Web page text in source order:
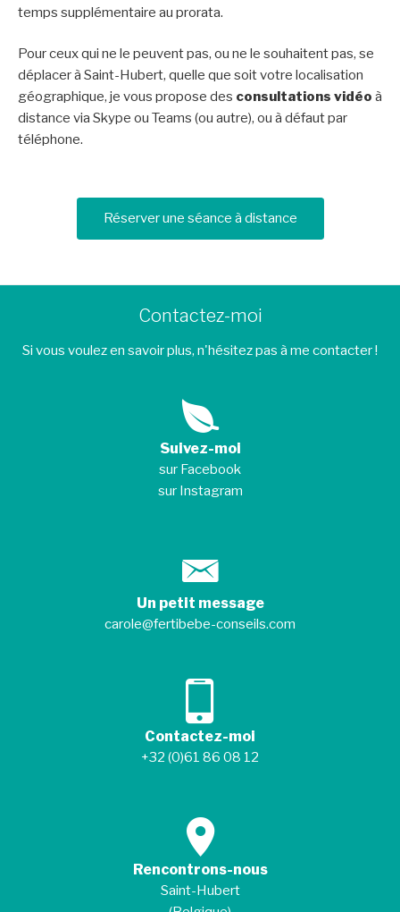
temps supplémentaire au prorata.
Pour ceux qui ne le peuvent pas, ou ne le souhaitent pas, se
déplacer à Saint-Hubert, quelle que soit votre localisation
géographique, je vous propose des consultations vidéo à
distance via Skype ou Teams (ou autre), ou à défaut par
téléphone.
Réserver une séance à distance
Contactez-moi
Si vous voulez en savoir plus, n'hésitez pas à me contacter !
Suivez-moi
sur Facebook
sur Instagram
Un petit message
carole@fertibebe-conseils.com
Contactez-moi
+32 (0)61 86 08 12
Rencontrons-nous
Saint-Hubert